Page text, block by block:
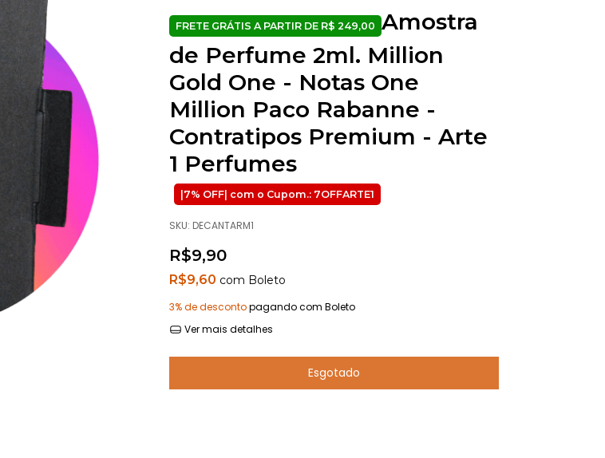
Amostra
de Perfume 2ml. Million
Gold One - Notas One
Million Paco Rabanne -
Contratipos Premium - Arte
1 Perfumes
SKU: DECANTARM1
R$9,90
R$9,60 com Boleto
3% de descontopagando com Boleto
Ver mais detalhes